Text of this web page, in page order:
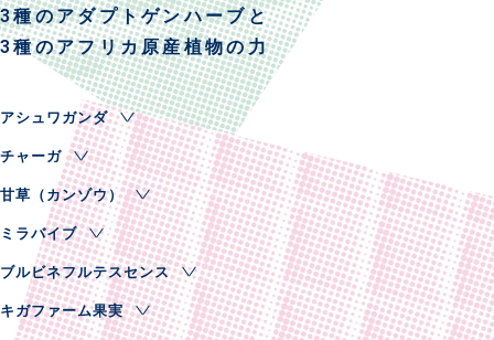
3種のアダプトゲンハーブと
3種のアフリカ原産植物の力
アシュワガンダ
古くからインドの伝統療法アーユルヴェーダにおいて重宝されて
きた小さな低木。乾燥や肌荒れなど、様々なエイジングサインへ
アプローチ。
チャーガ
約2万本に1本しか発見されないため「森のダイアモンド」と呼ば
れる希少なきのこ。宿主の樹液を栄養分とし、巨木を枯らせてし
まうほど栄養を吸収。疲れ肌が気になる方に。
甘草（カンゾウ）
「生薬の王」とも呼ばれる、薬用植物。根っこから採れるエキス
に有用成分が含まれると言われ、ゆらぎ肌を整え健やかに保つほ
かキメを整えなめらかな艶肌に。
ミラバイブ
アフリカの乾燥した岩山に自生し、雨を受けるとたった数時間で
枯れ果てた姿から青々とした葉になるため「復活の植物」と呼ば
ブルビネフルテスセンス
南部アフリカ固有の植物。アフリカでは、古代より皮膚薬として
キガファーム果実